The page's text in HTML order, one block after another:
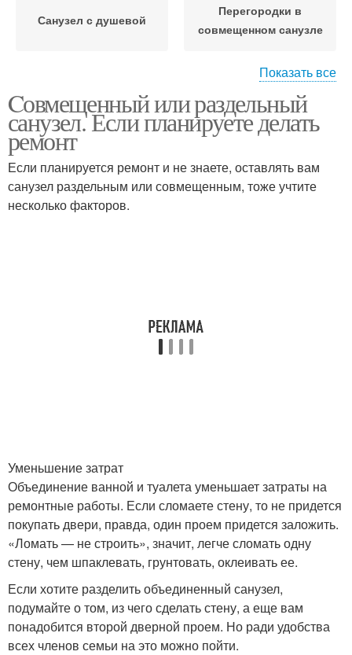
Санузел с душевой
Перегородки в
совмещенном санузле
Санузел в квартире Санузел в частном доме
Санузел в хрущевке Санузел в новостройке
Санузел по фен Санузел в западном и
Типовые санузлы
Санузлы в жилых
домах
Показать все
Cовмещенный или раздельный
санузел. Если планируете делать
ремонт
Если планируется ремонт и не знаете, оставлять вам
санузел раздельным или совмещенным, тоже учтите
несколько факторов.
Уменьшение затрат
Объединение ванной и туалета уменьшает затраты на
ремонтные работы. Если сломаете стену, то не придется
покупать двери, правда, один проем придется заложить.
«Ломать — не строить», значит, легче сломать одну
стену, чем шпаклевать, грунтовать, оклеивать ее.
Если хотите разделить объединенный санузел,
подумайте о том, из чего сделать стену, а еще вам
понадобится второй дверной проем. Но ради удобства
всех членов семьи на это можно пойти.